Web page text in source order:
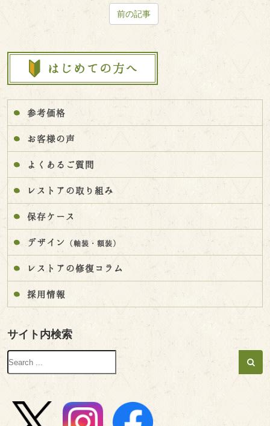
前の記事
参考価格
お客様の声
よくあるご質問
レストアの取り組み
保存ケース
デザイン （軸装・額装）
レストアの修復コラム
採用情報
サイト内検索